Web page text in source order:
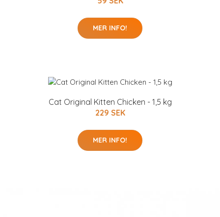
MER INFO!
Cat Original Kitten Chicken - 1,5 kg
229 SEK
MER INFO!